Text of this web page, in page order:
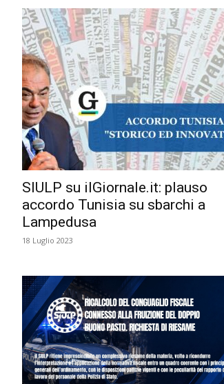
SIULP su ilGiornale.it: plauso
accordo Tunisia su sbarchi a
Lampedusa
18 Luglio 2023